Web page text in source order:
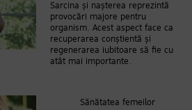
Sarcina și nașterea reprezintă
provocări majore pentru
organism. Acest aspect face ca
recuperarea conștientă și
regenerarea iubitoare să fie cu
atât mai importante.
Sănătatea femeilor